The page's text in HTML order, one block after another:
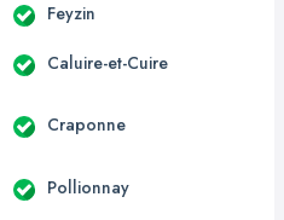
Feyzin
Caluire-et-Cuire
Craponne
Pollionnay